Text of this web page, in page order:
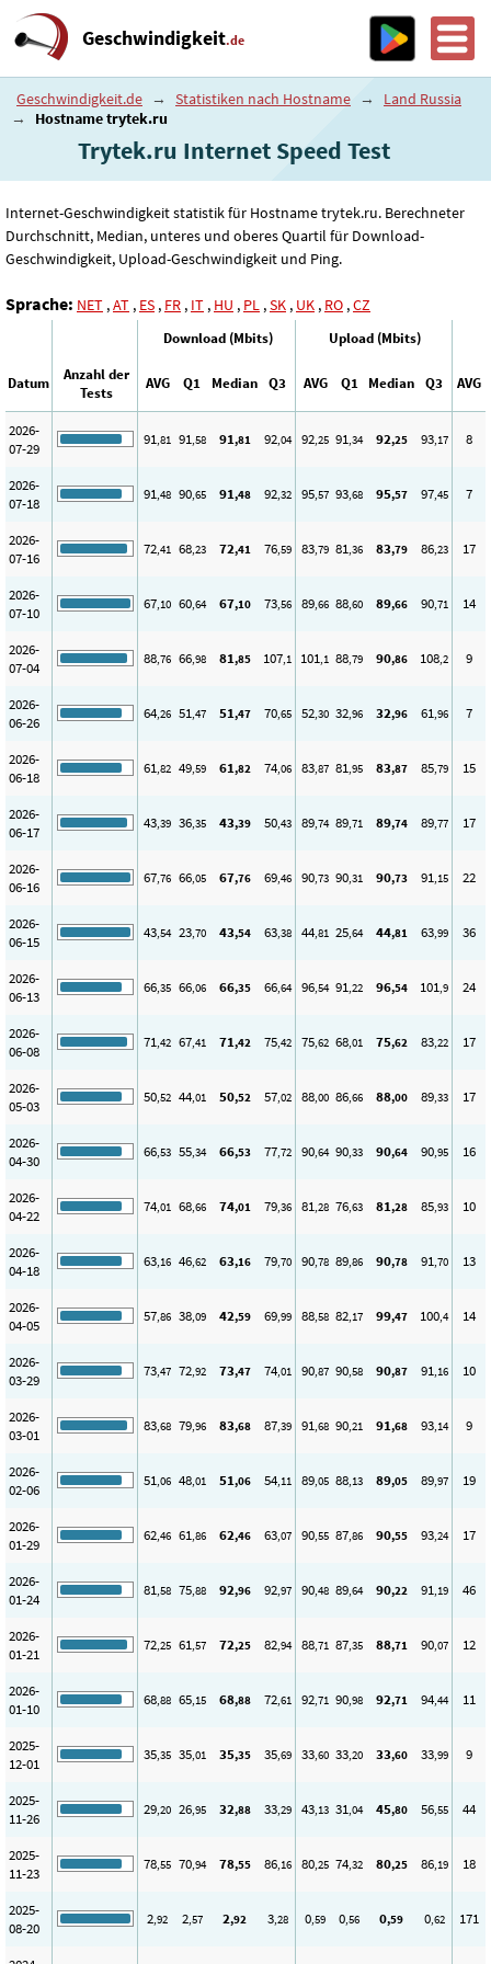
Geschwindigkeit.de
Geschwindigkeit.de → Statistiken nach Hostname →
Land Russia
→
Hostname trytek.ru
Trytek.ru Internet Speed ​​Test
Internet-Geschwindigkeit statistik für Hostname trytek.ru. Berechneter
Durchschnitt, Median, unteres und oberes Quartil für Download-
Geschwindigkeit, Upload-Geschwindigkeit und Ping.
Sprache: NET ,AT , ES , FR , IT , HU , PL ,SK , UK , RO ,CZ
Download (Mbits) Upload (Mbits)
Datum
Anzahl der
Tests
AVG Q1 Median Q3 AVG Q1 Median Q3 AVG
2026-
07-29
91,81 91,58 91,81 92,04 92,25 91,34 92,25 93,17 8
2026-
07-18
91,48 90,65 91,48 92,32 95,57 93,68 95,57 97,45 7
2026-
07-16
72,41 68,23 72,41 76,59 83,79 81,36 83,79 86,23 17
2026-
07-10
67,10 60,64 67,10 73,56 89,66 88,60 89,66 90,71 14
2026-
07-04
88,76 66,98 81,85 107,1 101,1 88,79 90,86 108,2 9
2026-
06-26
64,26 51,47 51,47 70,65 52,30 32,96 32,96 61,96 7
2026-
06-18
61,82 49,59 61,82 74,06 83,87 81,95 83,87 85,79 15
2026-
06-17
43,39 36,35 43,39 50,43 89,74 89,71 89,74 89,77 17
2026-
06-16
67,76 66,05 67,76 69,46 90,73 90,31 90,73 91,15 22
2026-
06-15
43,54 23,70 43,54 63,38 44,81 25,64 44,81 63,99 36
2026-
06-13
66,35 66,06 66,35 66,64 96,54 91,22 96,54 101,9 24
2026-
06-08
71,42 67,41 71,42 75,42 75,62 68,01 75,62 83,22 17
2026-
05-03
50,52 44,01 50,52 57,02 88,00 86,66 88,00 89,33 17
2026-
04-30
66,53 55,34 66,53 77,72 90,64 90,33 90,64 90,95 16
2026-
04-22
74,01 68,66 74,01 79,36 81,28 76,63 81,28 85,93 10
2026-
04-18
63,16 46,62 63,16 79,70 90,78 89,86 90,78 91,70 13
2026-
04-05
57,86 38,09 42,59 69,99 88,58 82,17 99,47 100,4 14
2026-
03-29
73,47 72,92 73,47 74,01 90,87 90,58 90,87 91,16 10
2026-
03-01
83,68 79,96 83,68 87,39 91,68 90,21 91,68 93,14 9
2026-
02-06
51,06 48,01 51,06 54,11 89,05 88,13 89,05 89,97 19
2026-
01-29
62,46 61,86 62,46 63,07 90,55 87,86 90,55 93,24 17
2026-
01-24
81,58 75,88 92,96 92,97 90,48 89,64 90,22 91,19 46
2026-
01-21
72,25 61,57 72,25 82,94 88,71 87,35 88,71 90,07 12
2026-
01-10
68,88 65,15 68,88 72,61 92,71 90,98 92,71 94,44 11
2025-
12-01
35,35 35,01 35,35 35,69 33,60 33,20 33,60 33,99 9
2025-
11-26
29,20 26,95 32,88 33,29 43,13 31,04 45,80 56,55 44
2025-
11-23
78,55 70,94 78,55 86,16 80,25 74,32 80,25 86,19 18
2025-
08-20
2,92 2,57 2,92 3,28 0,59 0,56 0,59 0,62 171